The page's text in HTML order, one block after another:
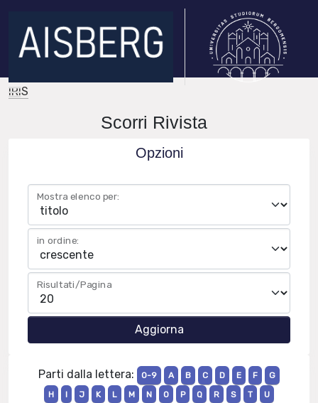
IRIS
Scorri Rivista
Opzioni
Mostra elenco per:
in ordine:
Risultati/Pagina
Parti dalla lettera: 0-9 A B C D E F
G
H
I J K L M N O P Q R S T
U